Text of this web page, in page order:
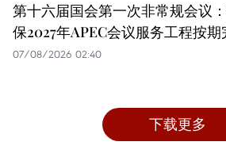
第十六届国会第一次非常规会议
保2027年APEC会议服务工程按期
07/08/2026 02:40
下载更多